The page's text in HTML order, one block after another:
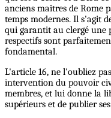
anciens maîtres de Rome
temps modernes. Il s'agit
qui garantit au clergé une
respectifs sont
fondamental.
L'article 16, ne l'oubliez
intervention du pouvoir
membres, et lui donne la
supérieurs et de publier